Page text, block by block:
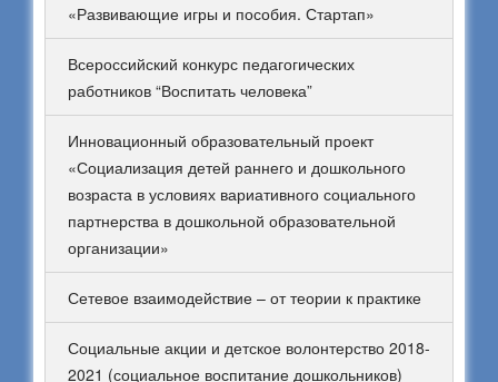
«Развивающие игры и пособия. Стартап»
Всероссийский конкурс педагогических
работников “Воспитать человека”
Инновационный образовательный проект
«Социализация детей раннего и дошкольного
возраста в условиях вариативного социального
партнерства в дошкольной образовательной
организации»
Сетевое взаимодействие – от теории к практике
Социальные акции и детское волонтерство 2018-
2021 (социальное воспитание дошкольников)